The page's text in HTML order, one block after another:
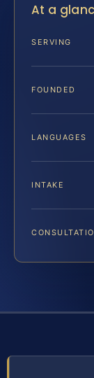
At a
SERVING
FOUNDED
LANGUAGES
INTAKE